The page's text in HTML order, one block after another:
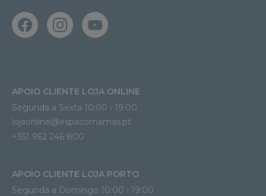
APOIO CLIENTE LOJA ONLINE
Segunda a Sexta 10:00 › 19:00
lojaonline@espacomamas.pt
+351 962 246 800
APOIO CLIENTE LOJA PORTO
Segunda a Domingo 10:00 › 19:00